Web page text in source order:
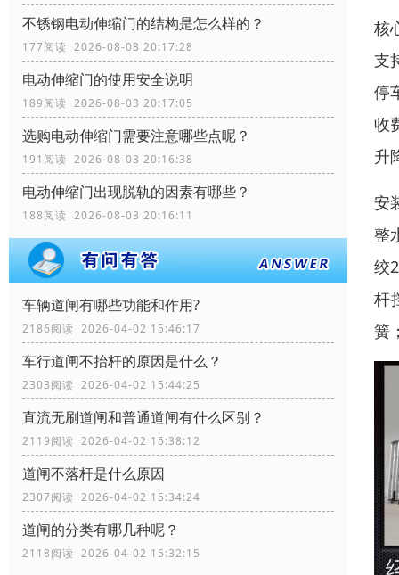
不锈钢电动伸缩门的结构是怎么样的？
177阅读 2026-08-03 20:17:28
电动伸缩门的使用安全说明
189阅读 2026-08-03 20:17:05
选购电动伸缩门需要注意哪些点呢？
191阅读 2026-08-03 20:16:38
电动伸缩门出现脱轨的因素有哪些？
188阅读 2026-08-03 20:16:11
车辆道闸有哪些功能和作用?
2186阅读 2026-04-02 15:46:17
车行道闸不抬杆的原因是什么？
2303阅读 2026-04-02 15:44:25
直流无刷道闸和普通道闸有什么区别？
2119阅读 2026-04-02 15:38:12
道闸不落杆是什么原因
2307阅读 2026-04-02 15:34:24
道闸的分类有哪几种呢？
2118阅读 2026-04-02 15:32:15
核
支
停
收
升
安
整
绞
杆
簧